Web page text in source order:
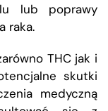
lub poprawy
raka.
THC jak i
skutki
medyczną